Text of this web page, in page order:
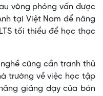
vòng phỏng vấn được
tại Việt Nam để nâng
tối thiểu để học thạc
cũng cần tranh thủ
trường về việc học tập
giảng dạy của bản